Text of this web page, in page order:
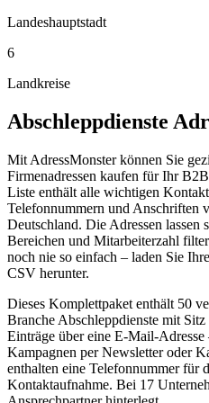
Landeshauptstadt
6
Landkreise
Abschleppdienste
Mit AdressMonster können Sie
Firmenadressen kaufen für Ihr
Liste enthält alle wichtigen
Telefonnummern und Anschriften
Deutschland. Die Adressen lassen
Bereichen und Mitarbeiterzahl
noch nie so einfach – laden Sie
CSV herunter.
Dieses Komplettpaket enthält 50
Branche Abschleppdienste mit Sitz
Einträge über eine E-Mail-
Kampagnen per Newsletter oder
enthalten eine Telefonnummer für
Kontaktaufnahme. Bei 17